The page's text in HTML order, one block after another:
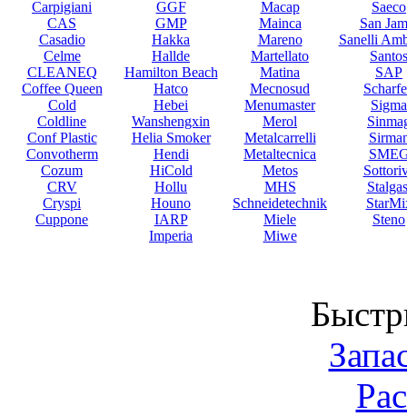
Carpigiani
CAS
Casadio
Celme
CLEANEQ
Coffee Queen
Cold
Coldline
Conf Plastic
Convotherm
Cozum
CRV
Cryspi
Cuppone
GGF
GMP
Hakka
Hallde
Hamilton Beach
Hatco
Hebei
Wanshengxin
Helia Smoker
Hendi
HiCold
Hollu
Houno
IARP
Imperia
Macap
Mainca
Mareno
Martellato
Matina
Mecnosud
Menumaster
Merol
Metalcarrelli
Metaltecnica
Metos
MHS
Schneidetechnik
Miele
Miwe
Saeco
San
Sanelli
Santos
SAP
Sigma
Steno